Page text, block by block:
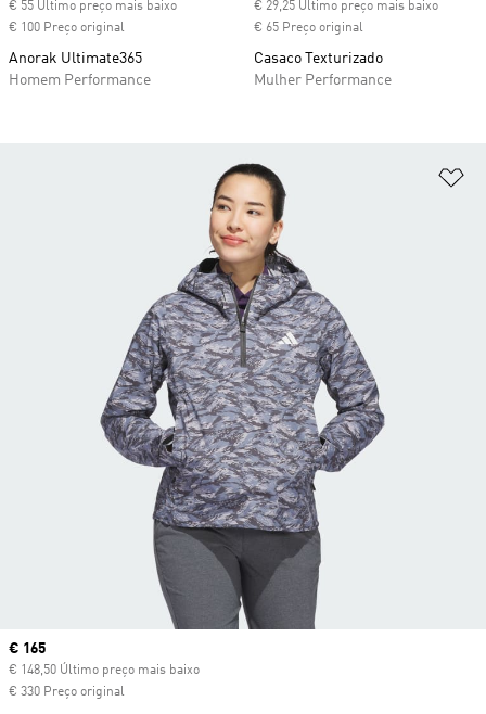
€ 55 Último preço mais baixo
€ 100 Preço original
Anorak Ultimate365
Homem Performance
€ 29,25 Último preço mais baixo
€ 65 Preço original
Casaco Texturizado
Mulher Performance
Current price
€ 165
€ 148,50 Último preço mais baixo
€ 330 Preço original